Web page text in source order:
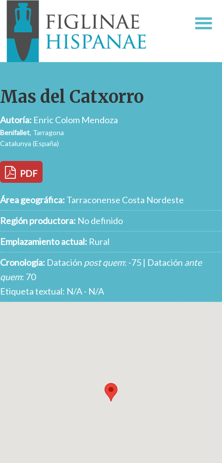
Mas del Catxorro
Autoría: Enric Colom Mendoza
Benifallet, Tarragona
Catalunya (España)
PDF
Área geográfica: Tarraconense Costa Nordeste
Región productora: No definido
Emplazamiento actual: Rural
Cronología: Datación post quem: -75 | Datación ante
quem: 70
Etiqueta textual: N/A - N/A